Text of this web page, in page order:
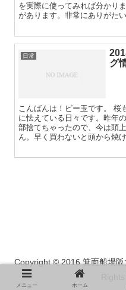
を実際に使ってみれば分かり
があります。非常にありがた
日常
グ
こんばんは！ビー玉です。 桜
に怯えている日々です。昨年
部捨てちゃったので、今は頭
ん。早く買わないと頭から焼
Copyright © 2016 箕面船場
メニュー ホーム